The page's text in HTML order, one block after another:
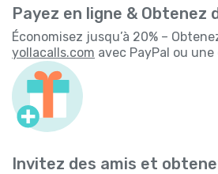
Payez en ligne & Obtenez
Économisez jusqu’à 20% –
yollacalls.com avec PayPal ou
Invitez des amis et